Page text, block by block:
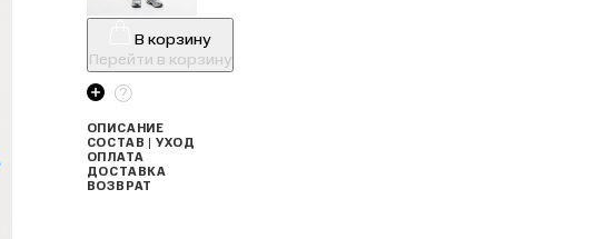
В корзину
Перейти в корзину
ОПИСАНИЕ
СОСТАВ | УХОД
ОПЛАТА
ДОСТАВКА
ВОЗВРАТ